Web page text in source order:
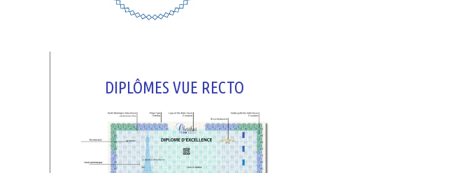
DIPLÔMES VUE RECTO